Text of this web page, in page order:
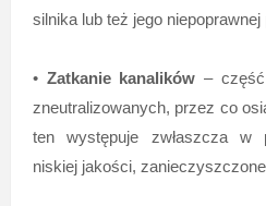
silnika lub też jego niepoprawnej
• Zatkanie kanalików –
zneutralizowanych, przez co
ten występuje zwłaszcza w
niskiej jakości,